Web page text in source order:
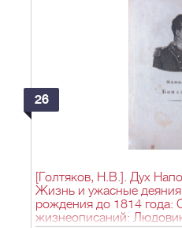
26
[Голтяков, Н.В.]. Дух
Жизнь и ужасные деяния
рождения до 1814 года:
жизнеописаний: